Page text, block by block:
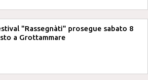
"Rassegnàti" prosegue sabato 8
a Grottammare